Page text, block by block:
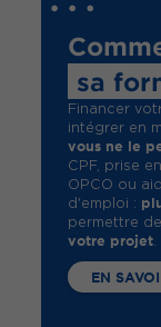
sa
Financer
intégrer en
vous ne le
CPF, prise
OPCO ou
d'emploi :
permettre de
votre projet.
EN